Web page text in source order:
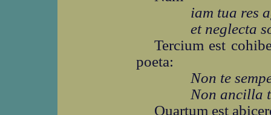
iam tua res
et neglecta
Tercium est
poeta:
Non te
Non ancilla
Quartum est